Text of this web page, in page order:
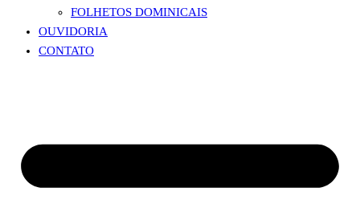
FOLHETOS DOMINICAIS
OUVIDORIA
CONTATO